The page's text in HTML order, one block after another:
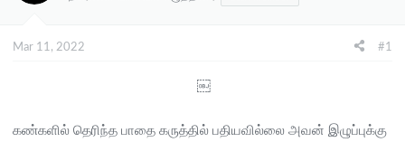
Mar 11, 2022 #1
￼​
கண்களில் தெரிந்த பாதை கருத்தில் பதியவில்லை அவன் இழுப்புக்கு